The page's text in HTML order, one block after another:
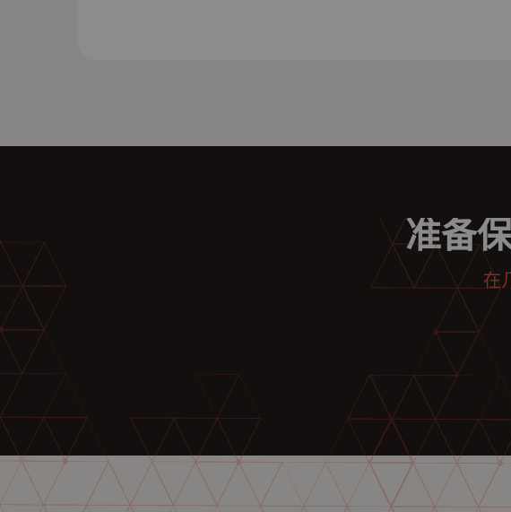
准备
在